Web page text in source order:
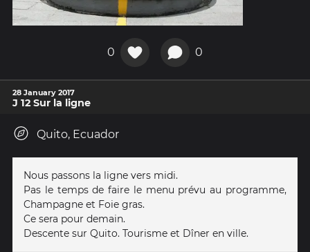
0 0
28 January 2017
J 12 Sur la ligne
Quito, Ecuador
Nous passons la ligne vers midi.
Pas le temps de faire le menu prévu au programme,
Champagne et Foie gras.
Ce sera pour demain.
Descente sur Quito. Tourisme et Dîner en ville.